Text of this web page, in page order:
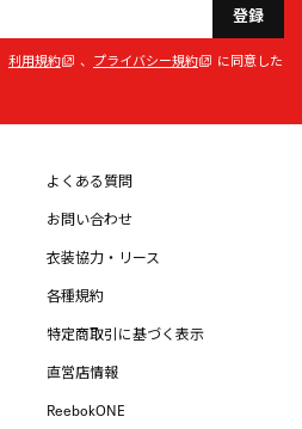
登録
利用規約 、 プライバシー規約
に同意した
よくある質問
お問い合わせ
衣装協力・リース
各種規約
特定商取引に基づく表示
直営店情報
ReebokONE